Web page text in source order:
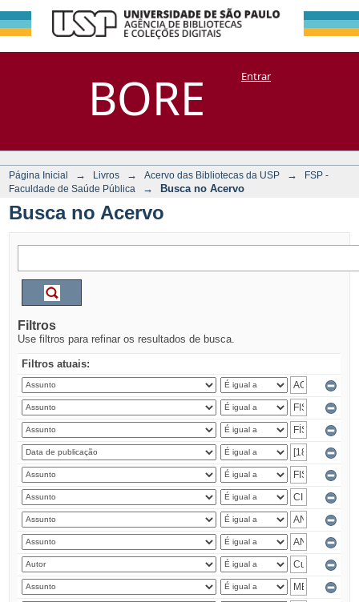
BORE
Busca no Acervo
DSpace/Manakin + CoriscoEntrar
Página Inicial → Livros → Acervo das Bibliotecas da USP →
FSP -
Faculdade de Saúde Pública
→ Busca no Acervo
Busca no Acervo
Filtros
Use filtros para refinar os resultados de busca.
Filtros atuais: